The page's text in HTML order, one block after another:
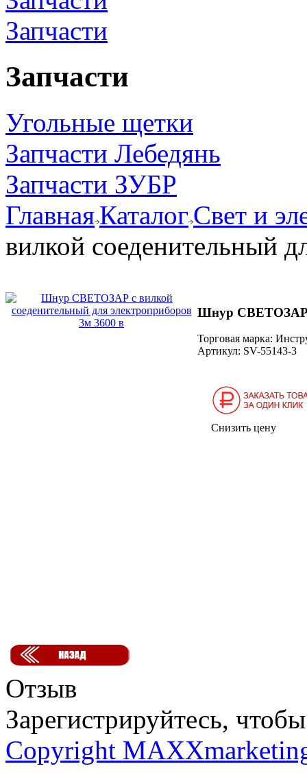
Запчасти
Запчасти
Угольные щетки
Запчасти Лебедянь
Запчасти ЗУБР
ГлавнаяКаталог Свет и
вилкой соеденительный
Шнур СВЕТОЗАР с
Торговая марка:
Артикул: SV-55143-3
Снизить цену
Отзыв
Зарегистрируйтесь,
Copyright